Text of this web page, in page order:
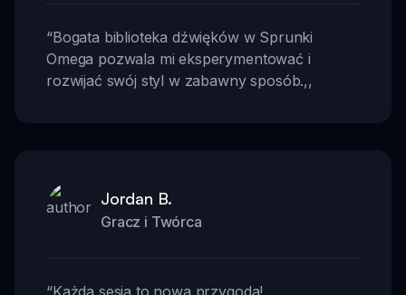
“Bogata biblioteka dźwięków w Sprunki
Omega pozwala mi eksperymentować i
rozwijać swój styl w zabawny sposób.,,
Jordan B.
Gracz i Twórca